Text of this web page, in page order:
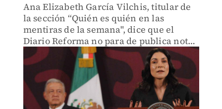
Ana Elizabeth García Vilchis, titular de
la sección “Quién es quién en las
mentiras de la semana", dice que el
Diario Reforma no para de publica notas
falsas en especifico en contra de la
Comisión Federal de Electricidad.